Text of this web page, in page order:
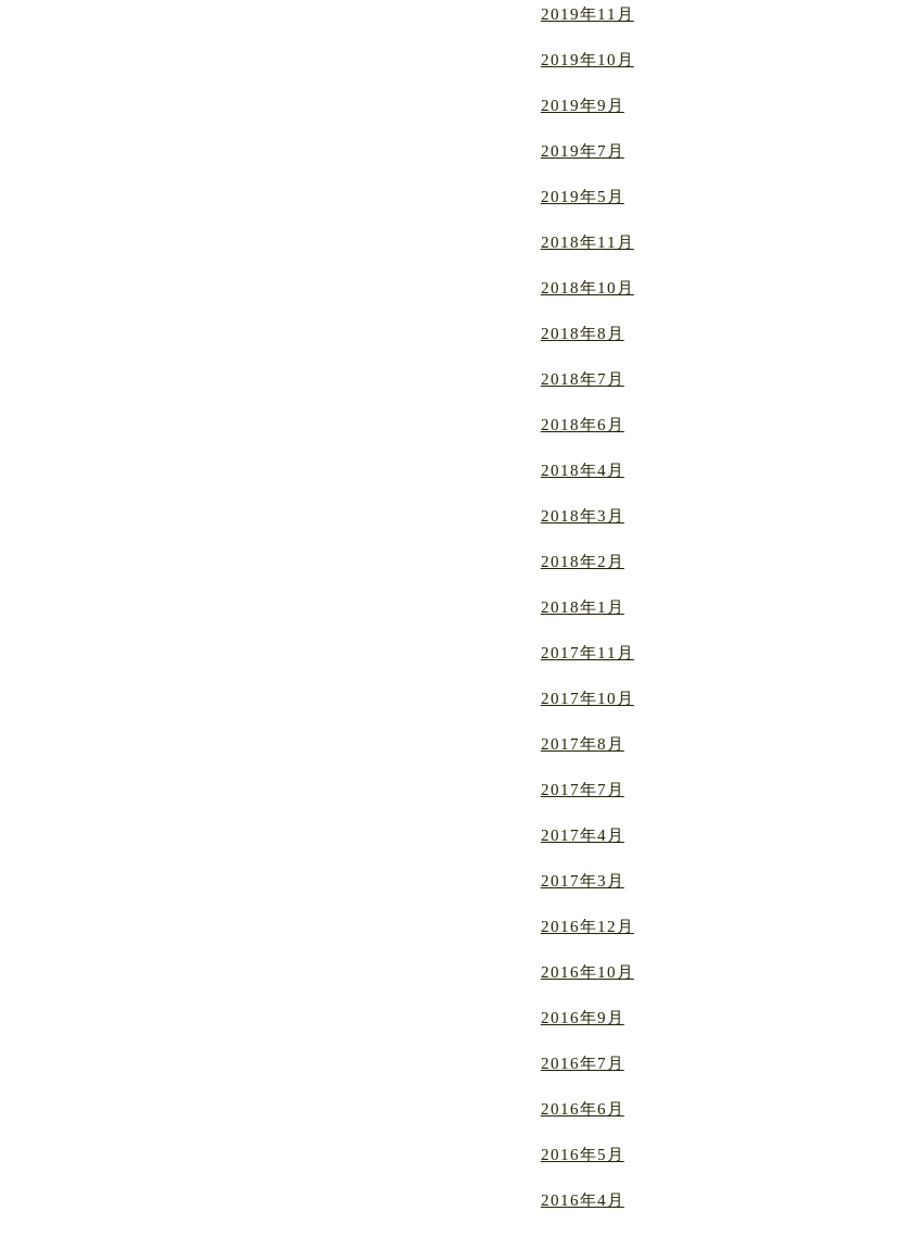
2019年11月
2019年10月
2019年9月
2019年7月
2019年5月
2018年11月
2018年10月
2018年8月
2018年7月
2018年6月
2018年4月
2018年3月
2018年2月
2018年1月
2017年11月
2017年10月
2017年8月
2017年7月
2017年4月
2017年3月
2016年12月
2016年10月
2016年9月
2016年7月
2016年6月
2016年5月
2016年4月